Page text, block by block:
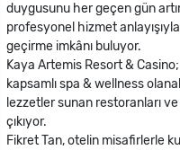
duygusunu her geçen gün
profesyonel hizmet
geçirme imkânı buluyor.
Kaya Artemis Resort &
kapsamlı spa & wellness
lezzetler sunan restoranları
çıkıyor.
Fikret Tan, otelin misafirlerle